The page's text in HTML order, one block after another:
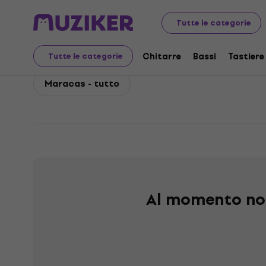
Tutte le categorie
Tutte le categorie Chitarre Bassi Tastiere
Nino Batterie Percussioni Nino Maracas
Nino Maracas
Maracas - tutto
Al momento